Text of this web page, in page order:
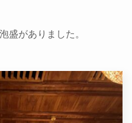
盛がありました。